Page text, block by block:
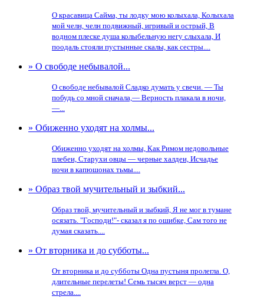
О красавица Сайма, ты лодку мою колыхала, Колыхала
мой челн, челн подвижный, игривый и острый, В
водном плеске душа колыбельную негу слыхала, И
поодаль стояли пустынные скалы, как сестры....
» О свободе небывалой...
О свободе небывалой Сладко думать у свечи. — Ты
побудь со мной сначала,— Верность плакала в ночи,
—...
» Обиженно уходят на холмы...
Обиженно уходят на холмы, Как Римом недовольные
плебеи, Старухи овцы — черные халдеи, Исчадье
ночи в капюшонах тьмы....
» Образ твой мучительный и зыбкий...
Образ твой, мучительный и зыбкий, Я не мог в тумане
осязать. "Господи!"- сказал я по ошибке, Сам того не
думая сказать....
» От вторника и до субботы...
От вторника и до субботы Одна пустыня пролегла. О,
длительные перелеты! Семь тысяч верст — одна
стрела....